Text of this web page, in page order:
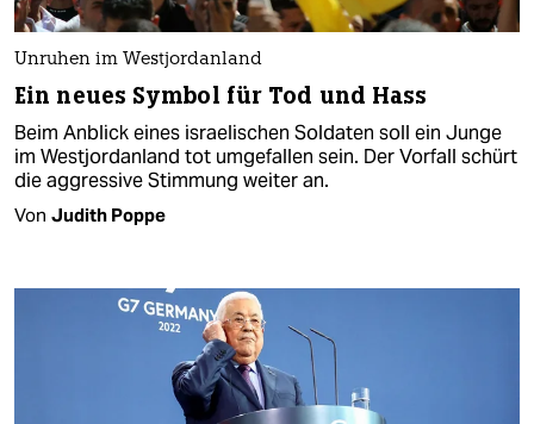
Unruhen im Westjordanland
Ein neues Symbol für Tod und Hass
Beim Anblick eines israelischen Soldaten soll ein Junge
im Westjordanland tot umgefallen sein. Der Vorfall schürt
die aggressive Stimmung weiter an.
Von Judith Poppe